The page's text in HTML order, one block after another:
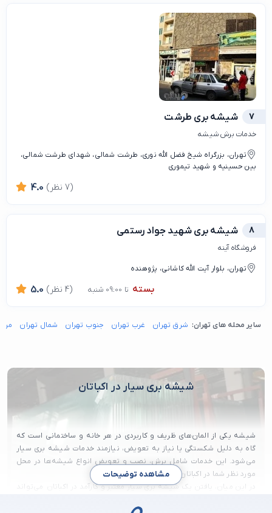
7 شیشه بری طرشت
خدمات برش شیشه
تهران، بزرگراه شیخ فضل الله نوری، طرشت شمالی، شهدای طرشت شمالی،
بین حسینیه و شهید تیموری
4.0 (7 نظر)
8 شیشه بری شهید جواد رستمی
فروشگاه آینه
تهران، بلوار آیت الله کاشانی، پژوهنده
بسته تا 09:00 شنبه 5.0 (4 نظر)
سایر محله های تهران: شرق تهران غرب تهران جنوب تهران شمال تهران
شیشه بری سیار در اکباتان
شیشه یکی از المان‌های ظریف و کاربردی در هر خانه و ساختمانی است که
گاه به دلیل شکستگی یا نیاز به تعویض، نیازمند خدمات شیشه بری سیار
می‌شود. این خدمات شامل برش، نصب و تعویض انواع شیشه‌ها در محل
مورد نظر شما در اکباتان می‌باشد.
در این میان، یافتن یک شیشه بری سیار معتبر و کارآمد در اکباتان می‌تواند
مشاهده توضیحات